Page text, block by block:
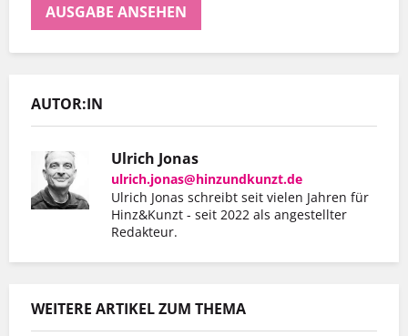
AUSGABE ANSEHEN
AUTOR:IN
Ulrich Jonas
ulrich.jonas@hinzundkunzt.de
Ulrich Jonas schreibt seit vielen Jahren für
Hinz&Kunzt - seit 2022 als angestellter
Redakteur.
WEITERE ARTIKEL ZUM THEMA